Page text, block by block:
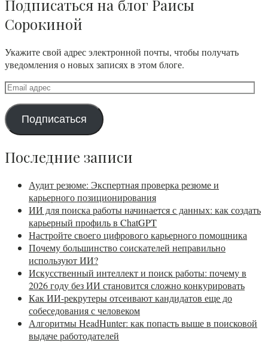
Подписаться на блог Раисы
Сорокиной
Укажите свой адрес электронной почты, чтобы получать
уведомления о новых записях в этом блоге.
Email
Подписаться
Последние записи
Аудит резюме: Экспертная проверка резюме и
карьерного позиционирования
ИИ для поиска работы начинается с данных: как создать
карьерный профиль в ChatGPT
Настройте своего цифрового карьерного помощника
Почему большинство соискателей неправильно
используют ИИ?
Искусственный интеллект и поиск работы: почему в
2026 году без ИИ становится сложно конкурировать
Как ИИ-рекрутеры отсеивают кандидатов еще до
собеседования с человеком
Алгоритмы HeadHunter: как попасть выше в поисковой
выдаче работодателей